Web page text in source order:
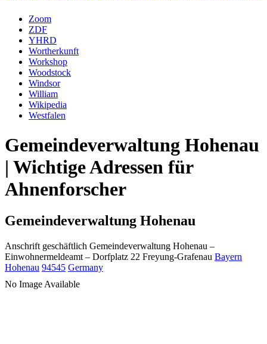
Zoom
ZDF
YHRD
Wortherkunft
Workshop
Woodstock
Windsor
William
Wikipedia
Westfalen
Gemeindeverwaltung Hohenau
| Wichtige Adressen für
Ahnenforscher
Gemeindeverwaltung Hohenau
Anschrift geschäftlich Gemeindeverwaltung Hohenau –
Einwohnermeldeamt – Dorfplatz 22 Freyung-Grafenau Bayern
Hohenau 94545 Germany
No Image Available